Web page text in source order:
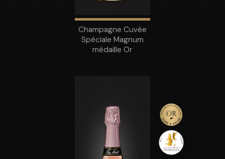
Champagne Cuvée
Spéciale Magnum
médaille Or